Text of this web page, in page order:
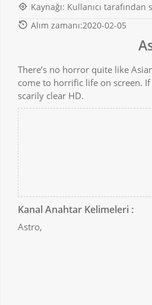
Kaynağı: Kullanıcı tarafından
Alım zamanı:2020-02-05
There’s no horror quite like
come to horrific life on screen.
scarily clear HD.
Kanal Anahtar Kelimeleri :
Astro,